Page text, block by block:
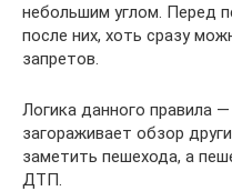
небольшим углом. Перед
после них, хоть сразу
запретов.
Логика данного правила
загораживает обзор
заметить пешехода, а
ДТП.